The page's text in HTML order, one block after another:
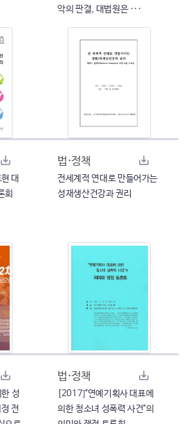
악의 판결, 대법원은 ···
대
회
법·정책
전세계적 연대로 만들어가는
성재생산건강과 권리
성
전
법·정책
[2017]"연예기획사 대표에
의한 청소녀 성폭력 사건"의